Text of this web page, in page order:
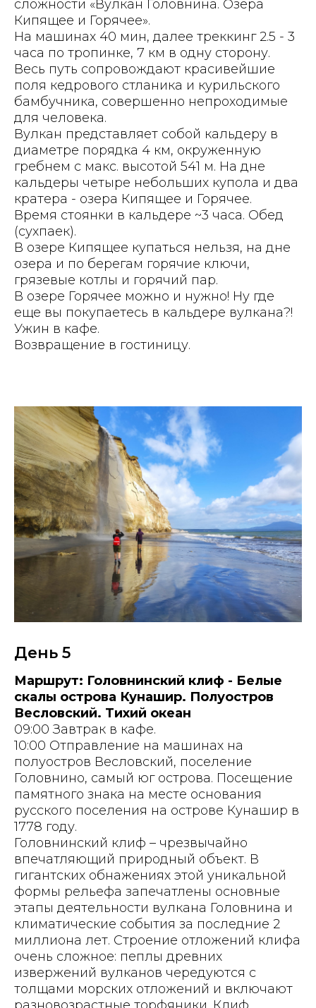
сложности «Вулкан Головнина. Озера
Кипящее и Горячее».
На машинах 40 мин, далее треккинг 2.5 - 3
часа по тропинке, 7 км в одну сторону.
Весь путь сопровождают красивейшие
поля кедрового стланика и курильского
бамбучника, совершенно непроходимые
для человека.
Вулкан представляет собой кальдеру в
диаметре порядка 4 км, окруженную
гребнем с макс. высотой 541 м. На дне
кальдеры четыре небольших купола и два
кратера - озера Кипящее и Горячее.
Время стоянки в кальдере ~3 часа. Обед
(сухпаек).
В озере Кипящее купаться нельзя, на дне
озера и по берегам горячие ключи,
грязевые котлы и горячий пар.
В озере Горячее можно и нужно! Ну где
еще вы покупаетесь в кальдере вулкана?!
Ужин в кафе.
Возвращение в гостиницу.
День 5
Маршрут: Головнинский клиф - Белые
скалы острова Кунашир. Полуостров
Весловский. Тихий океан
09:00 Завтрак в кафе.
10:00 Отправление на машинах на
полуостров Весловский, поселение
Головнино, самый юг острова. Посещение
памятного знака на месте основания
русского поселения на острове Кунашир в
1778 году.
Головнинский клиф – чрезвычайно
впечатляющий природный объект. В
гигантских обнажениях этой уникальной
формы рельефа запечатлены основные
этапы деятельности вулкана Головнина и
климатические события за последние 2
миллиона лет. Строение отложений клифа
очень сложное: пеплы древних
извержений вулканов чередуются с
толщами морских отложений и включают